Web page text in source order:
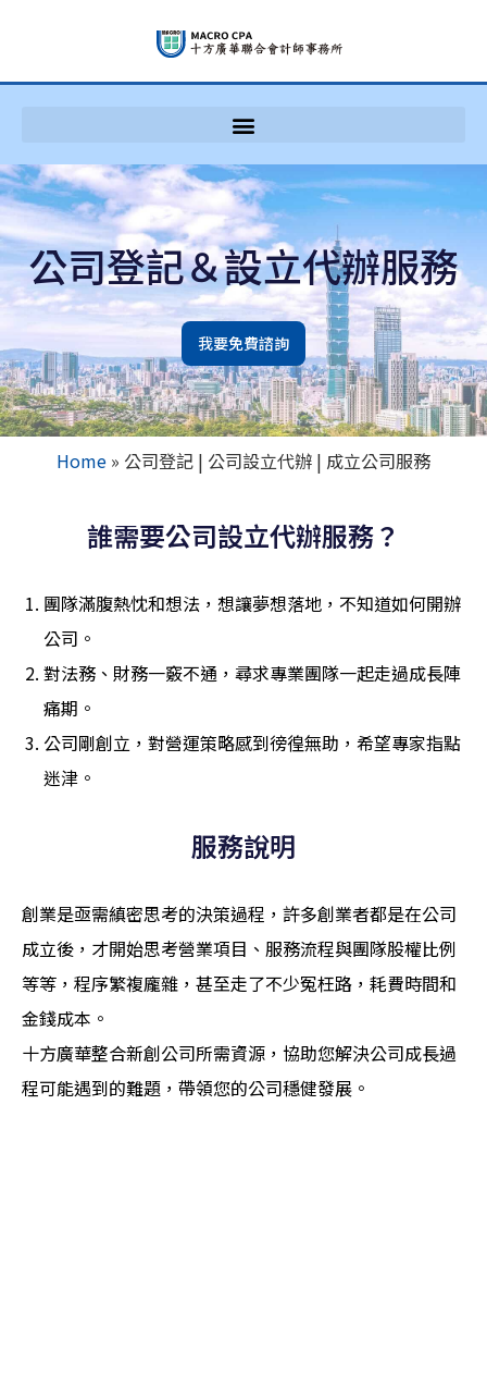
公司登記＆設立代辦服務
我要免費諮詢
Home » 公司登記 | 公司設立代辦 | 成立公司服務
誰需要公司設立代辦服務？​
團隊滿腹熱忱和想法，想讓夢想落地，不知道如何開辦
公司。
對法務、財務一竅不通，尋求專業團隊一起走過成長陣
痛期。
公司剛創立，對營運策略感到徬徨無助，希望專家指點
迷津。
服務說明​
創業是亟需縝密思考的決策過程，許多創業者都是在公司
成立後，才開始思考營業項目、服務流程與團隊股權比例
等等，程序繁複龐雜，甚至走了不少冤枉路，耗費時間和
金錢成本。
十方廣華整合新創公司所需資源，協助您解決公司成長過
程可能遇到的難題，帶領您的公司穩健發展。